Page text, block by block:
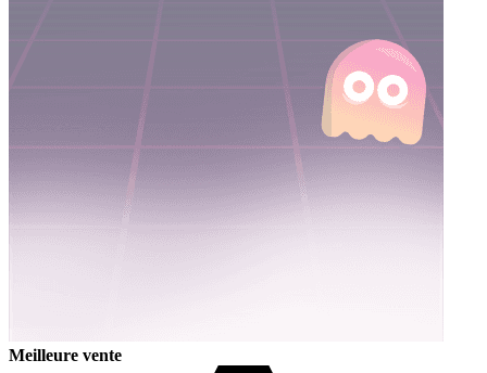
Meilleure vente